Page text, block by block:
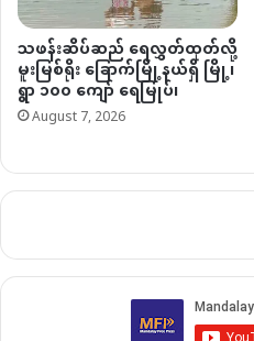
သဖန်းဆိပ်ဆည် ရေလွှတ်ထုတ်လို့
မူးမြစ်ရိုး ခြောက်မြို့နယ်ရှိ မြို့၊
ရွာ ၁၀၀ ကျော် ရေမြုပ်၊
August 7, 2026